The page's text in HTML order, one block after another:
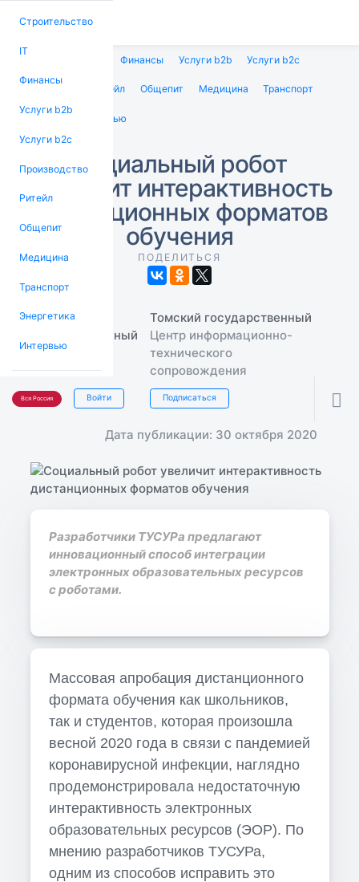
Строительство
IT
Финансы
Услуги b2b
Услуги b2c
Производство
Ритейл
Общепит
Медицина
Транспорт
Энергетика
Интервью
Вся Россия Войти 
Финансы Услуги b2b Услуги b2c
Ритейл Общепит Медицина Транспорт
Энергетика Интервью
Социальный робот
увеличит интерактивность
дистанционных форматов
обучения
ПОДЕЛИТЬСЯ
Томский государственный
Центр информационно-
технического
сопровождения
Подписаться
Дата публикации: 30 октября 2020
Разработчики ТУСУРа предлагают
инновационный способ интеграции
электронных образовательных ресурсов
с роботами.
Массовая апробация дистанционного
формата обучения как школьников,
так и студентов, которая произошла
весной 2020 года в связи с пандемией
коронавирусной инфекции, наглядно
продемонстрировала недостаточную
интерактивность электронных
образовательных ресурсов (ЭОР). По
мнению разработчиков ТУСУРа,
одним из способов исправить это